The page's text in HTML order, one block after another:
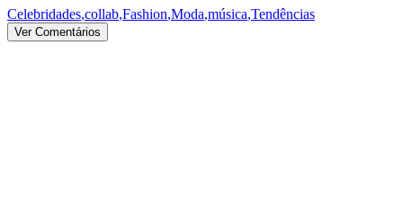
Celebridades,collab,Fashion,Moda,música,Tendências
Ver Comentários